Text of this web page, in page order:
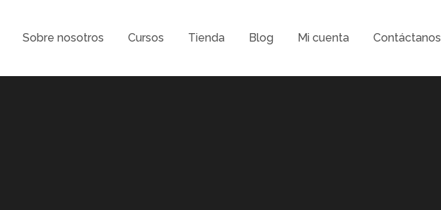
Sobre nosotros Cursos Tienda Blog Mi cuenta Contáctanos